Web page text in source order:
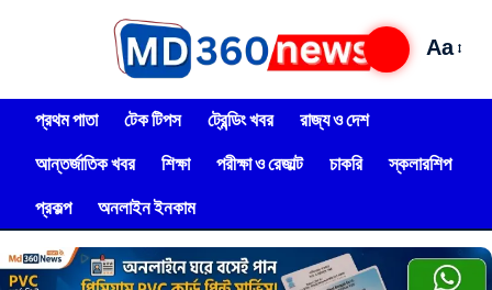
Aa
প্রথম পাতা টেক টিপস ট্রেন্ডিং খবর
রাজ্য ও দেশ
আন্তর্জাতিক খবর
শিক্ষা পরীক্ষা ও রেজাল্ট চাকরি
স্কলারশিপ
প্রকল্প
অনলাইন ইনকাম